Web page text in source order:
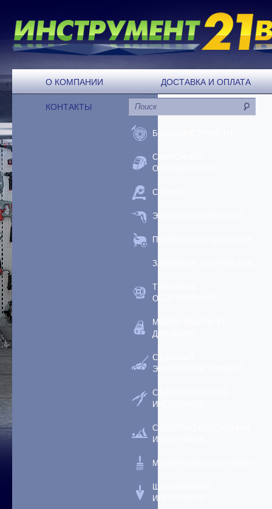
О КОМПАНИИ ДОСТАВКА И ОПЛАТА
КОНТАКТЫ
БЕНЗОИНСТРУМЕНТ
СВАРОЧНОЕ
ОБОРУДОВАНИЕ
СТАНКИ
ЭЛЕКТРОИНСТРУМЕНТ
ПНЕВМООБОРУДОВАНИЕ
ЗАРЯДНЫЕ УСТРОЙСТВА
ТЕПЛОВОЕ
ОБОРУДОВАНИЕ
МОЙКИ ВЫСОКОГО
ДАВЛЕНИЯ
САДОВЫЙ
ЭЛЕКТРОИНСТРУМЕНТ
САДОВЫЙ РУЧНОЙ
ИНСТРУМЕНТ
СТОЛЯРНО-СЛЕСАРНЫЙ
ИНСТРУМЕНТ
МАЛЯРНЫЙ ИНСТРУМЕНТ
ШТУКАТУРНЫЙ
ИНСТРУМЕНТ